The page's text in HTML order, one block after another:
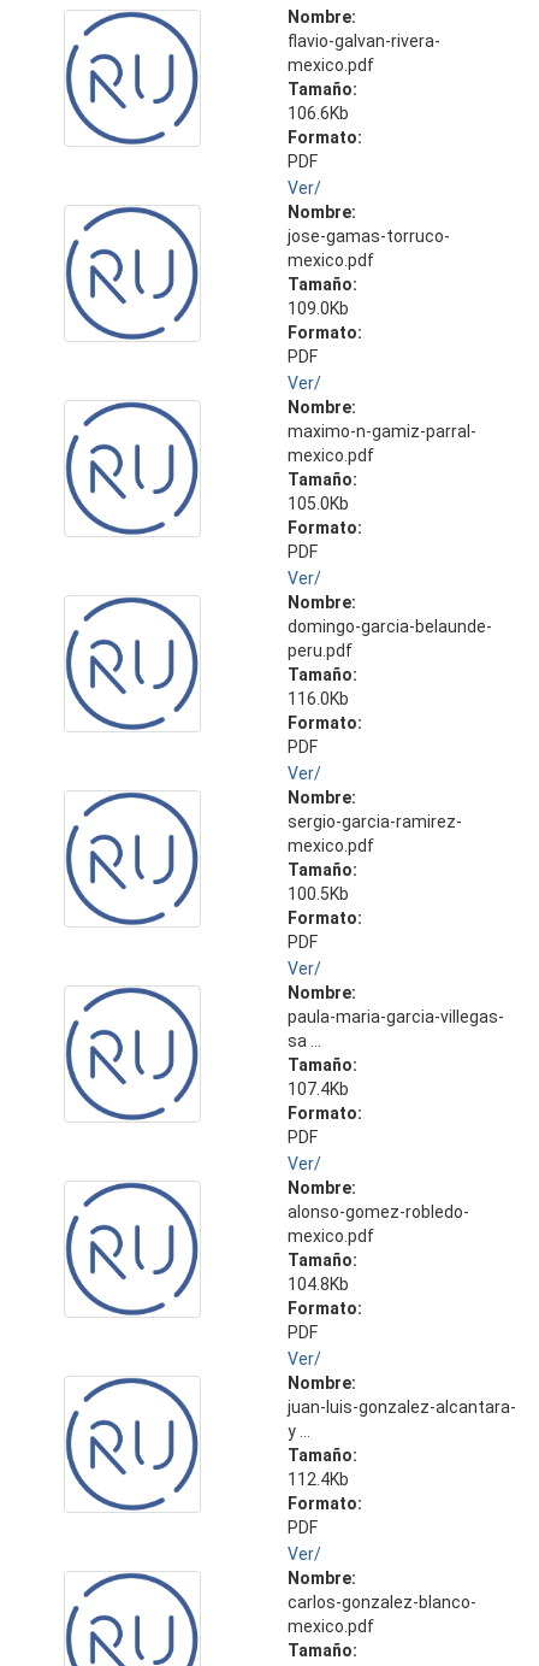
Nombre:
flavio-galvan-rivera-
mexico.pdf
Tamaño:
106.6Kb
Formato:
PDF
Ver/
Nombre:
jose-gamas-torruco-
mexico.pdf
Tamaño:
109.0Kb
Formato:
PDF
Ver/
Nombre:
maximo-n-gamiz-parral-
mexico.pdf
Tamaño:
105.0Kb
Formato:
PDF
Ver/
Nombre:
domingo-garcia-belaunde-
peru.pdf
Tamaño:
116.0Kb
Formato:
PDF
Ver/
Nombre:
sergio-garcia-ramirez-
mexico.pdf
Tamaño:
100.5Kb
Formato:
PDF
Ver/
Nombre:
paula-maria-garcia-villegas-
sa ...
Tamaño:
107.4Kb
Formato:
PDF
Ver/
Nombre:
alonso-gomez-robledo-
mexico.pdf
Tamaño:
104.8Kb
Formato:
PDF
Ver/
Nombre:
juan-luis-gonzalez-alcantara-
y ...
Tamaño:
112.4Kb
Formato:
PDF
Ver/
Nombre:
carlos-gonzalez-blanco-
mexico.pdf
Tamaño: